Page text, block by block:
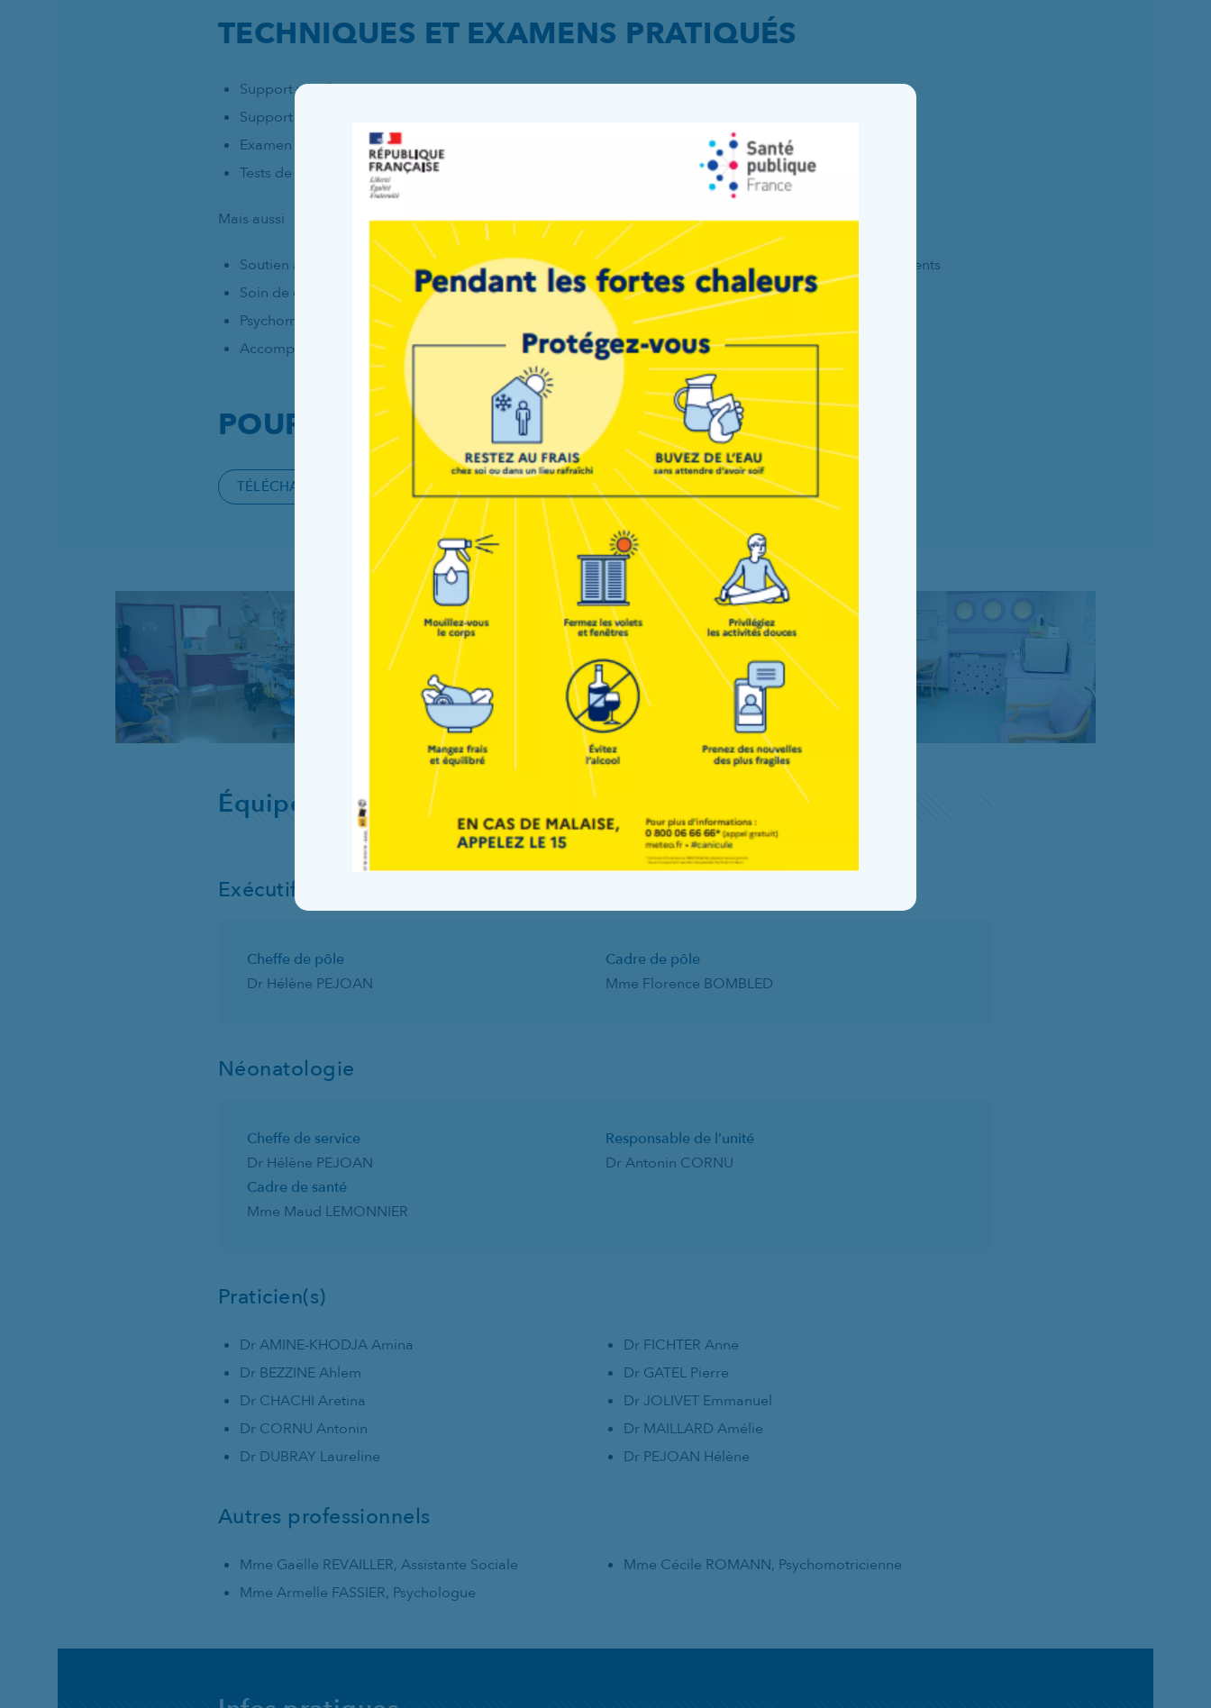
TECHNIQUES ET EXAMENS PRATIQUÉS
Support ventilatoire
Support nutritionnel entérale ou parentéral
Examen d’imagerie (radio, échographie, IRM, scanner, etc.)
Tests de dépistage auditif
Mais aussi
Soutien à l’allaitement maternel et à la mise en route de l’alimentation au biberon selon souhait des parents
Soin de développement
Psychomotricité, peau à peau, portage, massage
Accompagnement psychologique
POUR EN SAVOIR PLUS
TÉLÉCHARGER LE CARNET DE BORD DE NÉONATOLOGIE
Équipe pluridisciplinaire
Exécutif de pôle
Cheffe de pôle
Dr Hélène PEJOAN
Cadre de pôle
Mme Florence BOMBLED
Néonatologie
Cheffe de service
Dr Hélène PEJOAN
Responsable de l’unité
Dr Antonin CORNU
Cadre de santé
Mme Maud LEMONNIER
Praticien(s)
Dr AMINE-KHODJA Amina
Dr BEZZINE Ahlem
Dr CHACHI Aretina
Dr CORNU Antonin
Dr DUBRAY Laureline
Dr FICHTER Anne
Dr GATEL Pierre
Dr JOLIVET Emmanuel
Dr MAILLARD Amélie
Dr PEJOAN Hélène
Autres professionnels
Mme Gaëlle REVAILLER, Assistante Sociale
Mme Armelle FASSIER, Psychologue
Mme Cécile ROMANN, Psychomotricienne